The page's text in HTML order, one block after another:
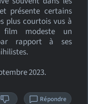
présente certains
plus courtois vus à
modeste un
rapport à ses
2023.
Répondre